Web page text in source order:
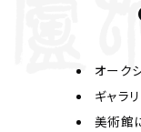
オーク
ギャラ
美術館